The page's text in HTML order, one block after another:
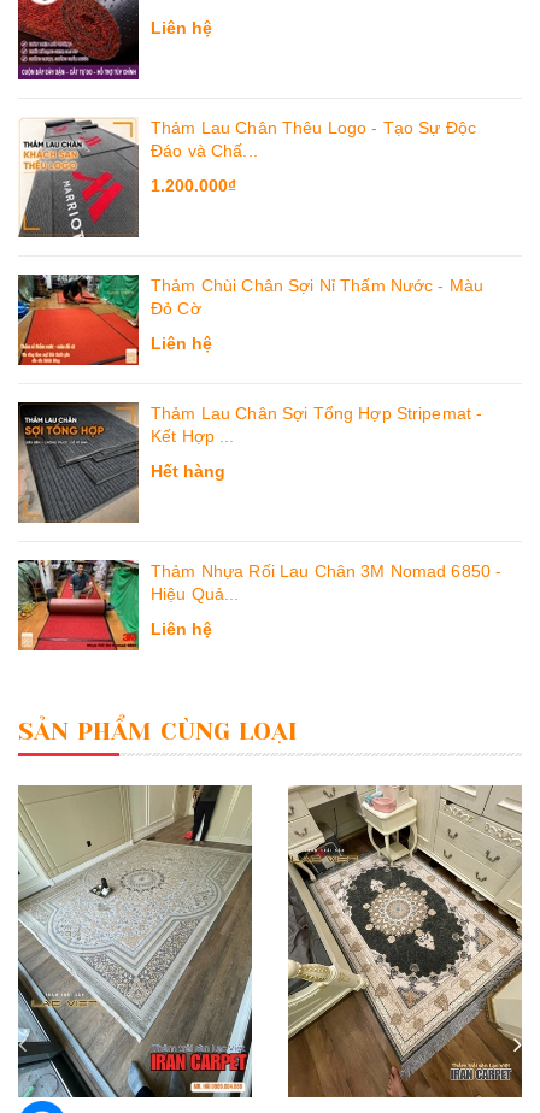
Liên hệ
Thảm Lau Chân Thêu Logo - Tạo Sự Độc
Đáo và Chấ...
1.200.000₫
Thảm Chùi Chân Sợi Nỉ Thấm Nước - Màu
Đỏ Cờ
Liên hệ
Thảm Lau Chân Sợi Tổng Hợp Stripemat -
Kết Hợp ...
Hết hàng
Thảm Nhựa Rối Lau Chân 3M Nomad 6850 -
Hiệu Quả...
Liên hệ
SẢN PHẨM CÙNG LOẠI